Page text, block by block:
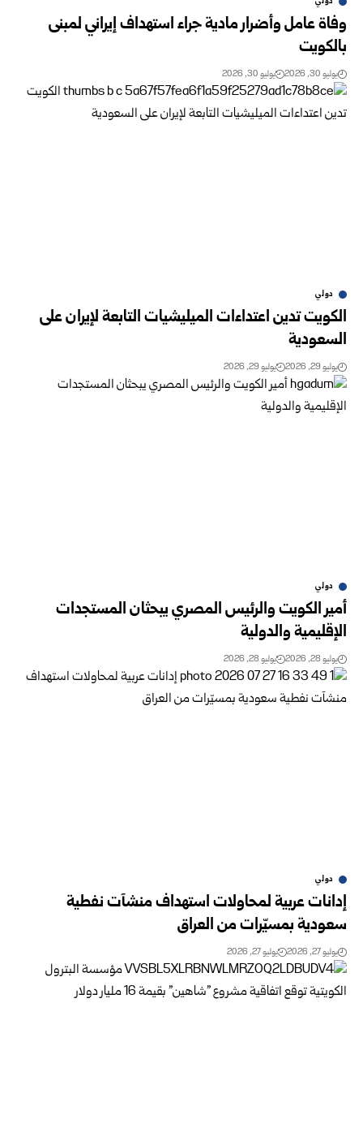
وفاة عامل وأضرار مادية جراء استهداف إيراني لمبنى
بالكويت
يوليو 30, 2026 يوليو 30, 2026
دولي
الكويت تدين اعتداءات الميليشيات التابعة لإيران على
السعودية ‏
يوليو 29, 2026 يوليو 29, 2026
دولي
أمير الكويت والرئيس المصري يبحثان المستجدات
الإقليمية والدولية
يوليو 28, 2026 يوليو 28, 2026
دولي
إدانات عربية لمحاولات استهداف منشآت نفطية
سعودية بمسيّرات من العراق
يوليو 27, 2026 يوليو 27, 2026